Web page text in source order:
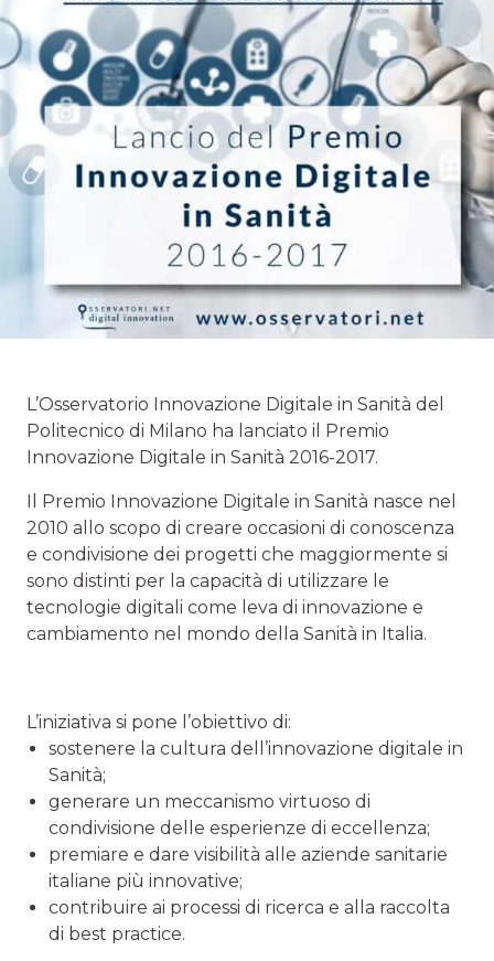
L’Osservatorio Innovazione Digitale in Sanità del
Politecnico di Milano ha lanciato il Premio
Innovazione Digitale in Sanità 2016-2017.
Il Premio Innovazione Digitale in Sanità nasce nel
2010 allo scopo di creare occasioni di conoscenza
e condivisione dei progetti che maggiormente si
sono distinti per la capacità di utilizzare le
tecnologie digitali come leva di innovazione e
cambiamento nel mondo della Sanità in Italia.
L’iniziativa si pone l’obiettivo di:
sostenere la cultura dell’innovazione digitale in
Sanità;
generare un meccanismo virtuoso di
condivisione delle esperienze di eccellenza;
premiare e dare visibilità alle aziende sanitarie
italiane più innovative;
contribuire ai processi di ricerca e alla raccolta
di best practice.